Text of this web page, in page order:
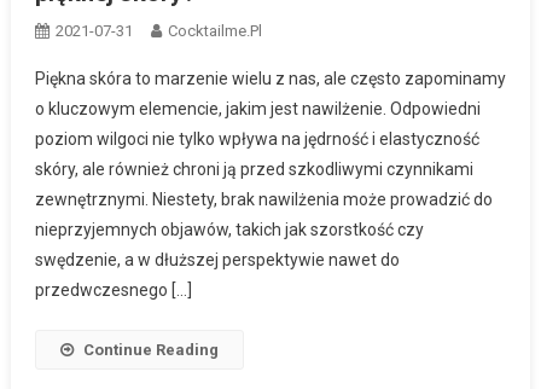
2021-07-31 Cocktailme.pl
Piękna skóra to marzenie wielu z nas, ale często zapominamy
o kluczowym elemencie, jakim jest nawilżenie. Odpowiedni
poziom wilgoci nie tylko wpływa na jędrność i elastyczność
skóry, ale również chroni ją przed szkodliwymi czynnikami
zewnętrznymi. Niestety, brak nawilżenia może prowadzić do
nieprzyjemnych objawów, takich jak szorstkość czy
swędzenie, a w dłuższej perspektywie nawet do
przedwczesnego […]
Continue Reading